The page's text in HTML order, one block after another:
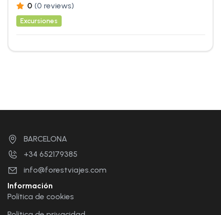
0 (0 reviews)
Excursiones
BARCELONA
+34 652179385
info@forestviajes.com
Información
Política de cookies